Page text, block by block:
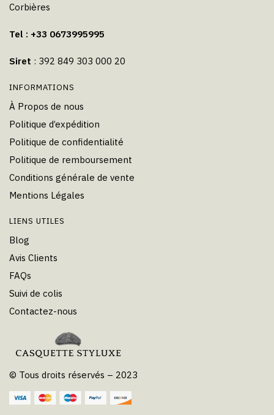
Corbières
Tel : +33 0673995995
Siret : 392 849 303 000 20
INFORMATIONS
À Propos de nous
Politique d’expédition
Politique de confidentialité
Politique de remboursement
Conditions générale de vente
Mentions Légales
LIENS UTILES
Blog
Avis Clients
FAQs
Suivi de colis
Contactez-nous
© Tous droits réservés – 2023